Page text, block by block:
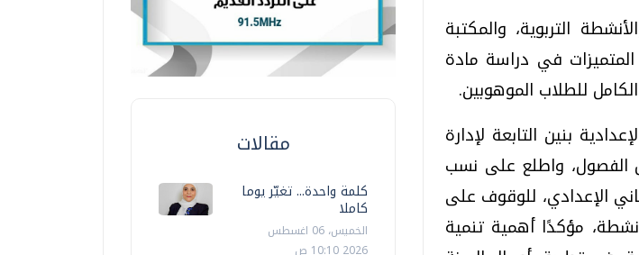
التربوية، والمكتبة
في دراسة مادة
للطلاب الموهوبين.
بنين التابعة لإدارة
الفصول، واطلع على نسب
الإعدادي، للوقوف على
مؤكدًا أهمية تنمية
مقالات
كلمة واحدة... تغيّر يوما
كاملا
الخميس، 06 اغسطس
2026 10:10 ص